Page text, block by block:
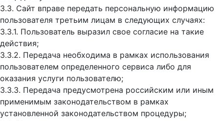
3.3. Сайт вправе передать персональную информацию
пользователя третьим лицам в следующих случаях:
3.3.1. Пользователь выразил свое согласие на такие
действия;
3.3.2. Передача необходима в рамках использования
пользователем определенного сервиса либо для
оказания услуги пользователю;
3.3.3. Передача предусмотрена российским или иным
применимым законодательством в рамках
установленной законодательством процедуры;